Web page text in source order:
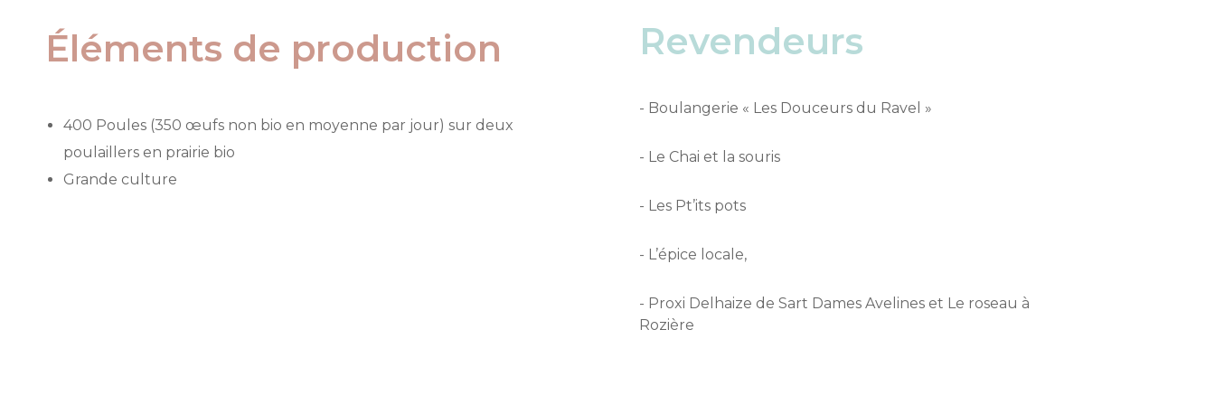
Éléments de production
400 Poules (350 œufs non bio en moyenne par jour) sur deux
poulaillers en prairie bio
Grande culture
Revendeurs
- Boulangerie « Les Douceurs du Ravel »
- Le Chai et la souris
- Les Pt’its pots
- L’épice locale,
- Proxi Delhaize de Sart Dames Avelines et Le roseau à
Rozière